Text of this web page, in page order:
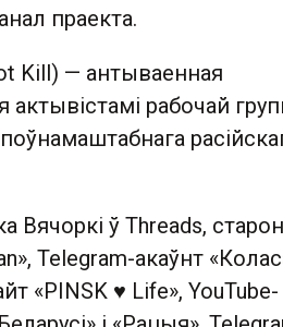
праекта.
Kill) — антываенная
актывістамі рабочай
Вячоркі ў Threads,
Telegram-акаўнт
«PINSK ♥ Life», YouTube-